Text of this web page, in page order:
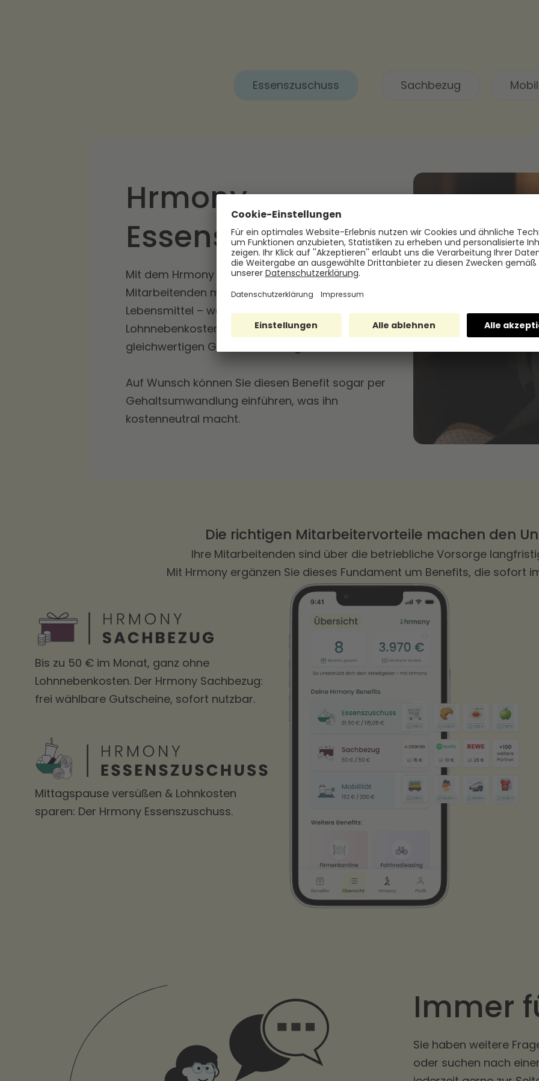
Essenszuschuss Sachbezug
Hrmony
Essenszuschuss
Mit dem Hrmony Essenszuschuss erhalten Ihre
Mitarbeitenden monatlich über 100€ für Essen und
Lebensmittel – während Sie die kompletten
Lohnnebenkosten einsparen, die bei einer
gleichwertigen Gehaltserhöhung anfallen würden.
Auf Wunsch können Sie diesen Benefit sogar per
Gehaltsumwandlung einführen, was ihn
kostenneutral macht.
Die richtigen Mitarbeitervorteile machen den
Ihre Mitarbeitenden sind über die betriebliche Vorsorge
Mit Hrmony ergänzen Sie dieses Fundament um Benefits, die sofort
Bis zu 50 € im Monat, ganz ohne
Lohnnebenkosten. Der Hrmony Sachbezug:
frei wählbare Gutscheine, sofort nutzbar.
Mittagspause versüßen & Lohnkosten
sparen: Der Hrmony Essenszuschuss.
Immer
Sie haben weitere
oder suchen nach